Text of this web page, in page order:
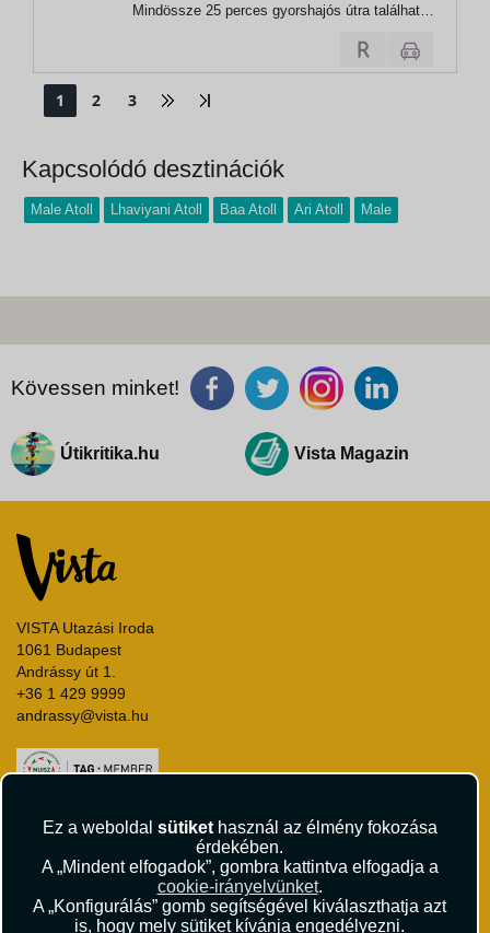
Ez a weboldal sütikethasznál az élmény fokozása
érdekében.
A „Mindent elfogadok”, gombra kattintva elfogadja a
cookie-irányelvünket.
A „Konfigurálás” gomb segítségével kiválaszthatja azt
is, hogy mely sütiket kívánja engedélyezni.
Mindössze 25 perces gyorshajós útra található
repülőtértől a csillogó, türkizkék Indiai-óceán
közepén. Puha fehér homok,...
1 2 3
Kapcsolódó desztinációk
Male Atoll Lhaviyani Atoll Baa Atoll Ari Atoll Male
Kövessen minket!
Útikritika.hu Vista Magazin
VISTA Utazási Iroda
1061 Budapest
Andrássy út 1.
+36 1 429 9999
andrassy@vista.hu
Utasbiztosítás
Autóbérlés